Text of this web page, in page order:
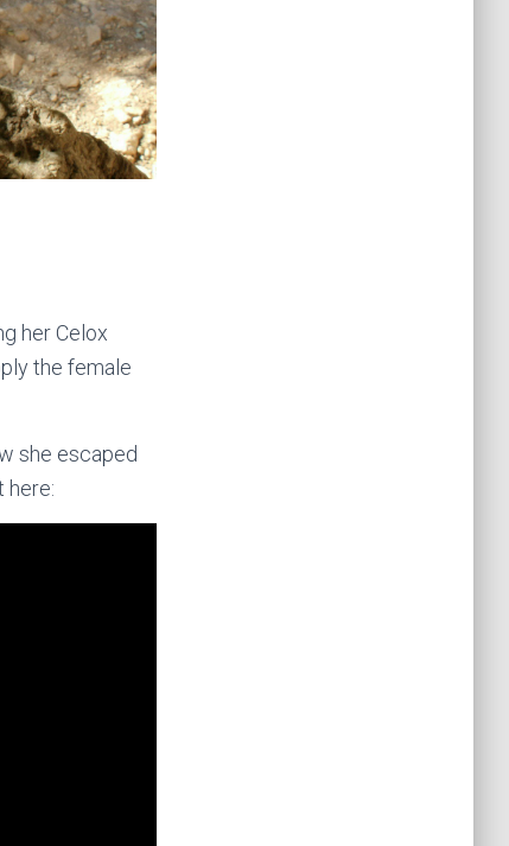
her Celox
the female
she escaped
here: